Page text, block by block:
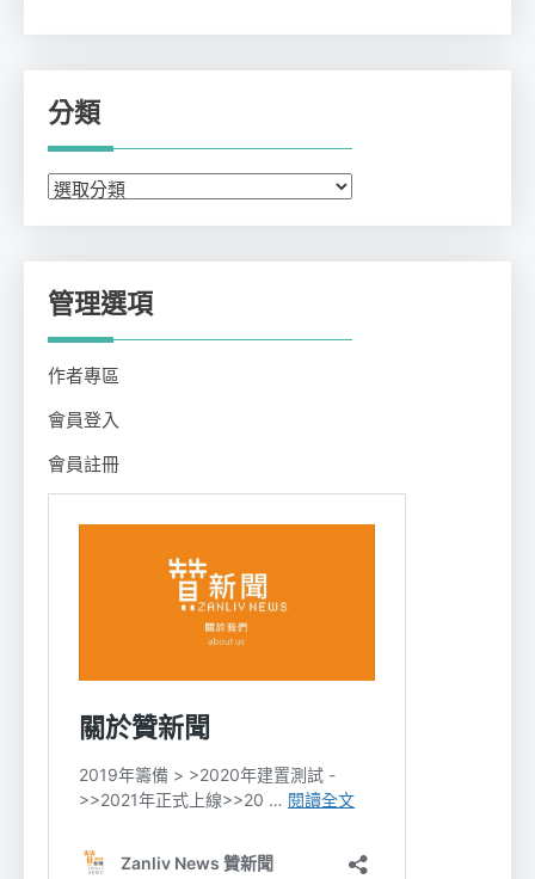
分類
分
管理選項
作者專區
會員登入
會員註冊